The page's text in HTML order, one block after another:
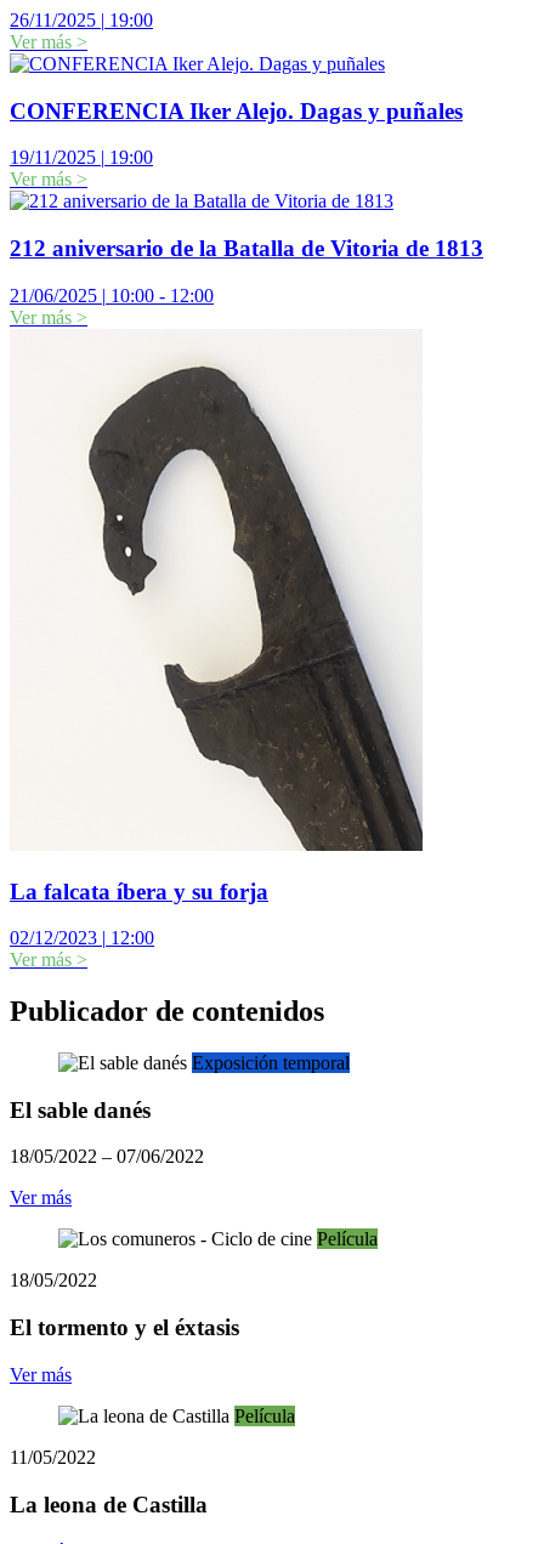
26/11/2025 | 19:00
Ver más >
CONFERENCIA Iker Alejo. Dagas y puñales
19/11/2025 | 19:00
Ver más >
212 aniversario de la Batalla de Vitoria de 1813
21/06/2025 | 10:00 - 12:00
Ver más >
La falcata íbera y su forja
02/12/2023 | 12:00
Ver más >
Publicador de contenidos
Exposición temporal
El sable danés
18/05/2022 – 07/06/2022
Ver más
Película
18/05/2022
El tormento y el éxtasis
Ver más
Película
11/05/2022
La leona de Castilla